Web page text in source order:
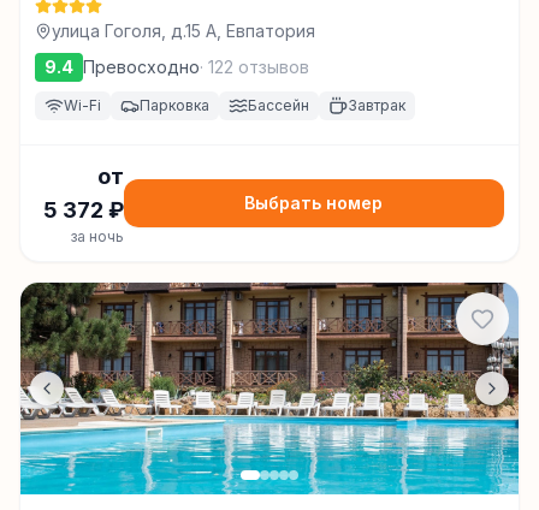
улица Гоголя, д.15 А, Евпатория
9.4 Превосходно· 122 отзывов
Wi-Fi Парковка Бассейн Завтрак
от
5 372 ₽
за ночь
Выбрать номер